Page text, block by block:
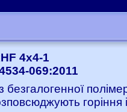
4x4-1
069:2011
горіння і